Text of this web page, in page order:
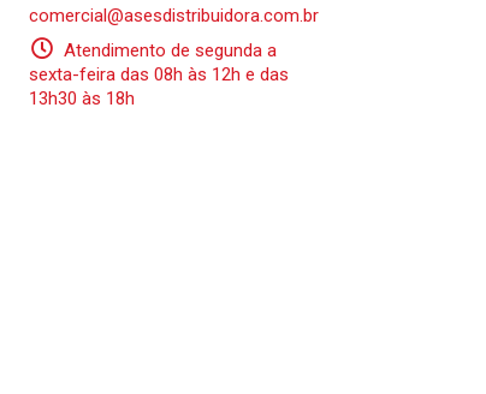
comercial@asesdistribuidora.com.br
Atendimento de segunda a
sexta-feira das 08h às 12h e das
13h30 às 18h